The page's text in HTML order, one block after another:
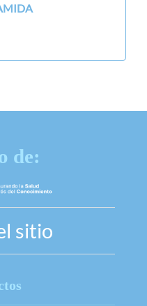
de:
sitio